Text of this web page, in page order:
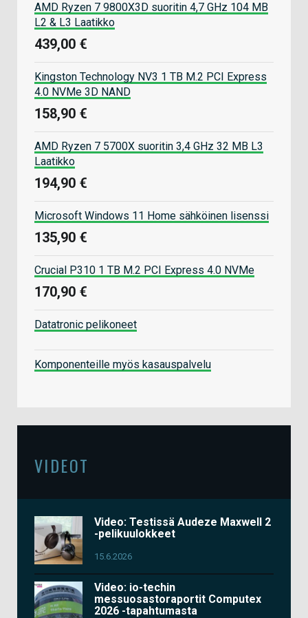
AMD Ryzen 7 9800X3D suoritin 4,7 GHz 104 MB
L2 & L3 Laatikko
439,00 €
Kingston Technology NV3 1 TB M.2 PCI Express
4.0 NVMe 3D NAND
158,90 €
AMD Ryzen 7 5700X suoritin 3,4 GHz 32 MB L3
Laatikko
194,90 €
Microsoft Windows 11 Home sähköinen lisenssi
135,90 €
Crucial P310 1 TB M.2 PCI Express 4.0 NVMe
170,90 €
Datatronic pelikoneet
Komponenteille myös kasauspalvelu
VIDEOT
Video: Testissä Audeze Maxwell 2
-pelikuulokkeet
15.6.2026
Video: io-techin
messuosastoraportit Computex
2026 -tapahtumasta